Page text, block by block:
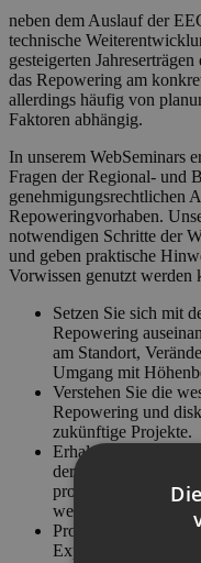
neben dem Auslauf der
technische
gesteigerten
das Repowering am
allerdings häufig von
Faktoren abhängig.
In unserem WebSeminars
Fragen der Regional- und
genehmigungsrechtlichen
Repoweringvorhaben.
notwendigen Schritte der
und geben praktische
Vorwissen genutzt werden
Setzen Sie sich mit
Repowering
am Standort,
Umgang mit
Verstehen Sie die
Repowering und
zukünftige Projekte.
Erhalten Sie ein
der
projektspezifische
werden kann.
Profitieren Sie von
Experten zum